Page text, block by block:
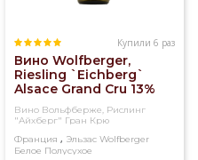
Купили 6 раз
Вино Wolfberger,
Riesling `Eichberg`
Alsace Grand Cru 13%
(0,75L)
Вино Вольфберже, Рислинг
"Айхберг" Гран Крю
Франция , Эльзас Wolfberger
Белое Полусухое